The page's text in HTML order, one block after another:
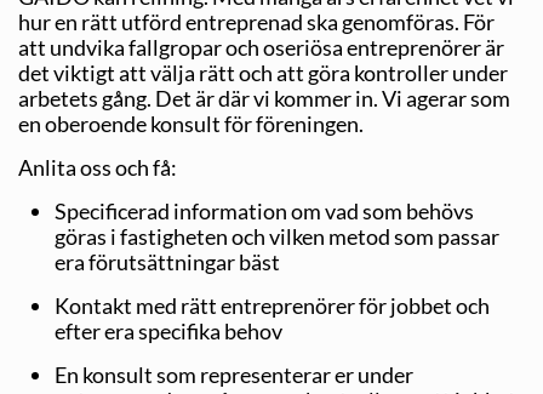
hur en rätt utförd entreprenad ska genomföras. För
att undvika fallgropar och oseriösa entreprenörer är
det viktigt att välja rätt och att göra kontroller under
arbetets gång. Det är där vi kommer in. Vi agerar som
en oberoende konsult för föreningen.
Anlita oss och få:
Specificerad information om vad som behövs
göras i fastigheten och vilken metod som passar
era förutsättningar bäst
Kontakt med rätt entreprenörer för jobbet och
efter era specifika behov
En konsult som representerar er under